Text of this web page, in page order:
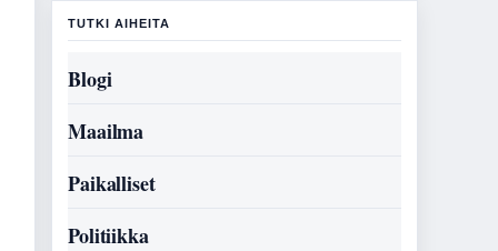
TUTKI AIHEITA
Blogi
Maailma
Paikalliset
Politiikka